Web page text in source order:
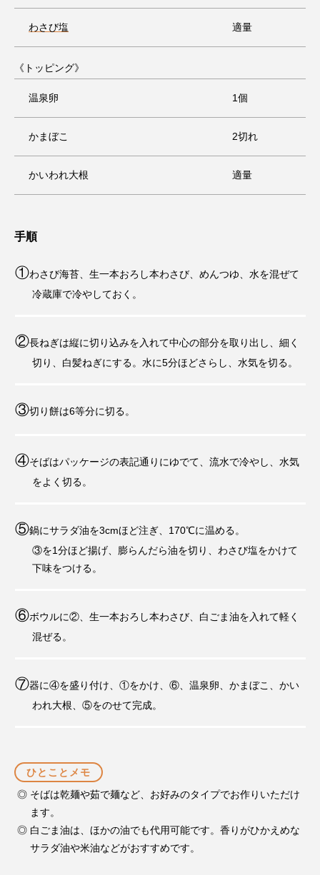
わさび塩 適量
《トッピング》
温泉卵 1個
かまぼこ 2切れ
かいわれ大根 適量
手順
①わさび海苔、生一本おろし本わさび、めんつゆ、水を混ぜて
冷蔵庫で冷やしておく。
②長ねぎは縦に切り込みを入れて中心の部分を取り出し、細く
切り、白髪ねぎにする。水に5分ほどさらし、水気を切る。
③切り餅は6等分に切る。
④そばはパッケージの表記通りにゆでて、流水で冷やし、水気
をよく切る。
⑤鍋にサラダ油を3cmほど注ぎ、170℃に温める。
③を1分ほど揚げ、膨らんだら油を切り、わさび塩をかけて
下味をつける。
⑥ボウルに②、生一本おろし本わさび、白ごま油を入れて軽く
混ぜる。
⑦器に④を盛り付け、①をかけ、⑥、温泉卵、かまぼこ、かい
われ大根、⑤をのせて完成。
ひとことメモ
そばは乾麺や茹で麺など、お好みのタイプでお作りいただけ
ます。
白ごま油は、ほかの油でも代用可能です。香りがひかえめな
サラダ油や米油などがおすすめです。